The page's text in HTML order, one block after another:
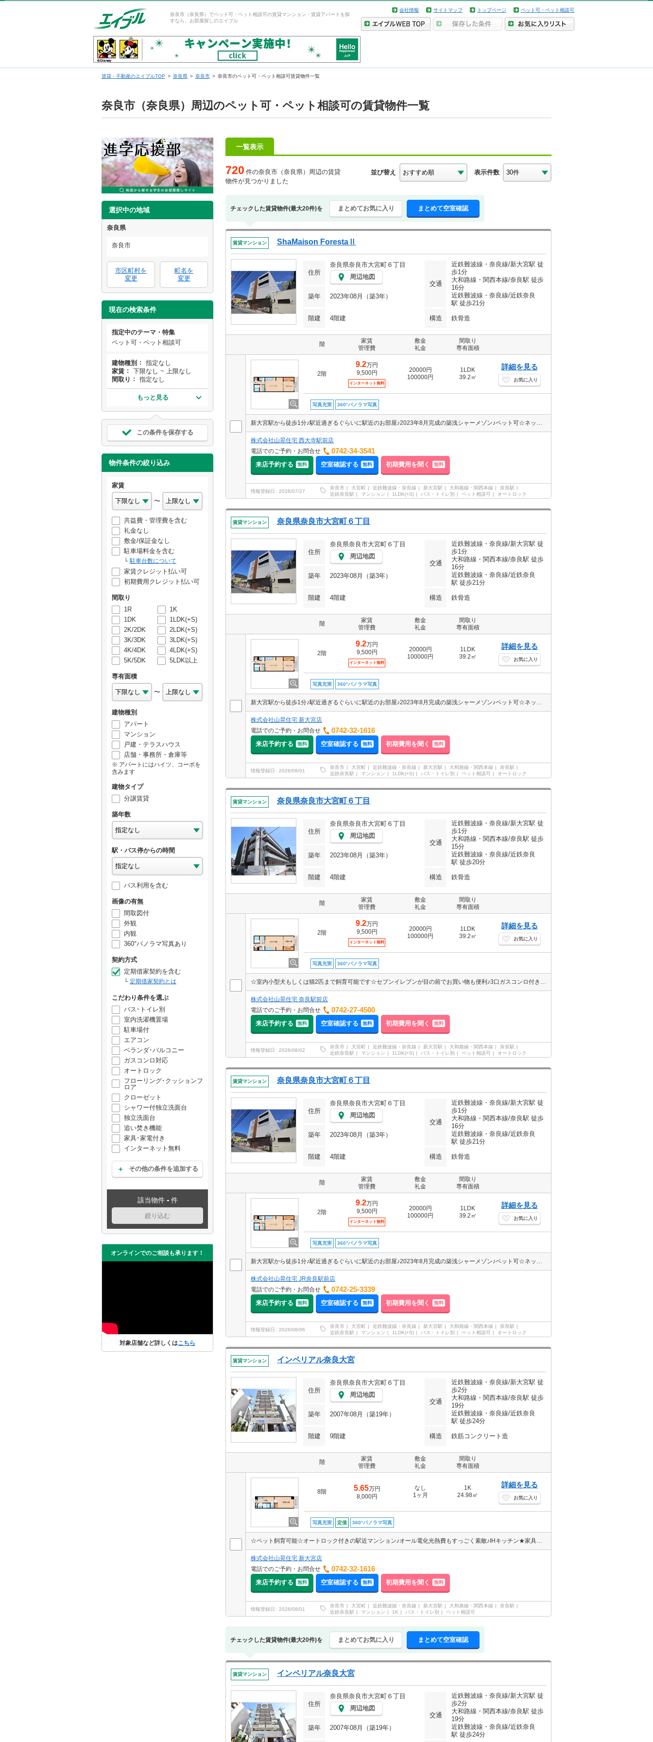
奈良市（奈良県）でペット可・ペット相談可の賃貸マンション・賃貸アパートを探
すなら、お部屋探しのエイブル
会社情報 サイトマップ トップページ ペット可・ペット相談可
賃貸・不動産のエイブルTOP 奈良県 奈良市 奈良市のペット可・ペット相談可賃貸物件一覧
奈良市（奈良県）周辺のペット可・ペット相談可の賃貸物件一覧
選択中の地域
奈良県
奈良市
市区町村を
変更
町名を
変更
現在の検索条件
指定中のテーマ・特集
ペット可・ペット相談可
建物種別
指定なし
家賃
下限なし ~ 上限なし
間取り
指定なし
もっと見る
この条件を保存する
物件条件の絞り込み
家賃
〜
共益費・管理費を含む
礼金なし
敷金/保証金なし
駐車場料金を含む
駐車台数について
家賃クレジット払い可
初期費用クレジット払い可
間取り
1R
1K
1DK
1LDK(+S)
2K/2DK
2LDK(+S)
3K/3DK
3LDK(+S)
4K/4DK
4LDK(+S)
5K/5DK
5LDK以上
専有面積
〜
建物種別
アパート
マンション
戸建・テラスハウス
店舗・事務所・倉庫等
アパートにはハイツ、コーポを
含みます
建物タイプ
分譲賃貸
築年数
駅・バス停からの時間
バス利用を含む
画像の有無
間取図付
外観
内観
360°パノラマ写真あり
契約方式
定期借家契約を含む
定期借家契約とは
こだわり条件を選ぶ
バス･トイレ別
室内洗濯機置場
駐車場付
エアコン
ベランダ･バルコニー
ガスコンロ対応
オートロック
フローリング･クッションフ
ロア
クローゼット
シャワー付独立洗面台
独立洗面台
追い焚き機能
家具･家電付き
インターネット無料
その他の条件を追加する
該当物件 - 件
絞り込む
オンラインでのご相談も承ります！
対象店舗など詳しくはこちら
一覧表示
720 件の奈良市（奈良県）周辺の賃貸
物件が見つかりました
並び替え 表示件数
チェックした賃貸物件(最大20件)を まとめてお気に入り まとめて空室確認
賃貸マンション ShaMaison ForestaⅡ
住所
奈良県奈良市大宮町６丁目
周辺地図
交通
近鉄難波線・奈良線/新大宮駅 徒
歩1分
大和路線・関西本線/奈良駅 徒歩
16分
近鉄難波線・奈良線/近鉄奈良
駅 徒歩21分
築年 2023年08月（築3年）
階建 4階建 構造 鉄骨造
階
家賃
管理費
敷金
礼金
間取り
専有面積
2階
9.2万円
9,500円
インターネット無料
20000円
100000円
1LDK
39.2㎡
詳細を見る
お気に入り
写真充実 360°パノラマ写真
新大宮駅から徒歩1分♪駅近過ぎるぐらいに駅近のお部屋♪2023年8月完成の築浅シャーメゾン♪ペット可☆ネット無料☆都市ガス仕様☆宅配ボックスあり☆エントランスには防犯効果の高いオートロックを完備、防犯カメラ、TVモニターホン、カードキー完備で安心♪追い焚き機能☆浴室乾燥機☆エアコン☆3口ガスコンロなど設備充実のお部屋♪
株式会社山晃住宅 西大寺駅前店
電話でのご予約・お問合せ
0742-34-3541
来店予約する 無料 空室確認する 無料 初期費用を聞く 無料
情報登録日 2026/07/27
奈良市 大宮町 近鉄難波線・奈良線 新大宮駅 大和路線・関西本線
奈良駅
近鉄奈良駅
マンション 1LDK(+S) バス・トイレ別 ペット相談可 オートロック
賃貸マンション 奈良県奈良市大宮町６丁目
住所
奈良県奈良市大宮町６丁目
周辺地図
交通
近鉄難波線・奈良線/新大宮駅 徒
歩1分
大和路線・関西本線/奈良駅 徒歩
16分
近鉄難波線・奈良線/近鉄奈良
駅 徒歩21分
築年 2023年08月（築3年）
階建 4階建 構造 鉄骨造
階
家賃
管理費
敷金
礼金
間取り
専有面積
2階
9.2万円
9,500円
インターネット無料
20000円
100000円
1LDK
39.2㎡
詳細を見る
お気に入り
写真充実 360°パノラマ写真
新大宮駅から徒歩1分♪駅近過ぎるぐらいに駅近のお部屋♪2023年8月完成の築浅シャーメゾン♪ペット可☆ネット無料☆都市ガス仕様☆宅配ボックスあり☆エントランスには防犯効果の高いオートロックを完備、防犯カメラ、TVモニターホン、カードキー完備で安心♪追い焚き機能☆浴室乾燥機☆エアコン☆3口ガスコンロなど設備充実のお部屋♪
株式会社山晃住宅 新大宮店
電話でのご予約・お問合せ
0742-32-1616
来店予約する 無料 空室確認する 無料 初期費用を聞く 無料
情報登録日 2026/08/01
奈良市 大宮町 近鉄難波線・奈良線 新大宮駅 大和路線・関西本線
奈良駅
近鉄奈良駅
マンション 1LDK(+S) バス・トイレ別 ペット相談可 オートロック
賃貸マンション 奈良県奈良市大宮町６丁目
住所
奈良県奈良市大宮町６丁目
周辺地図
交通
近鉄難波線・奈良線/新大宮駅 徒
歩1分
大和路線・関西本線/奈良駅 徒歩
15分
近鉄難波線・奈良線/近鉄奈良
駅 徒歩20分
築年 2023年08月（築3年）
階建 4階建 構造 鉄骨造
階
家賃
管理費
敷金
礼金
間取り
専有面積
2階
9.2万円
9,500円
インターネット無料
20000円
100000円
1LDK
39.2㎡
詳細を見る
お気に入り
写真充実 360°パノラマ写真
☆室内小型犬もしくは猫2匹まで飼育可能です☆セブンイレブンが目の前でお買い物も便利♪3口ガスコンロ付きシステムキッチン♪インターネット無料♪太陽光パネル付きで売電され口座に振り込まれるのでかなり素敵♪
株式会社山晃住宅 奈良駅前店
電話でのご予約・お問合せ
0742-27-4500
来店予約する 無料 空室確認する 無料 初期費用を聞く 無料
情報登録日 2026/08/02
奈良市 大宮町 近鉄難波線・奈良線 新大宮駅 大和路線・関西本線
奈良駅
近鉄奈良駅
マンション 1LDK(+S) バス・トイレ別 ペット相談可 オートロック
賃貸マンション 奈良県奈良市大宮町６丁目
住所
奈良県奈良市大宮町６丁目
周辺地図
交通
近鉄難波線・奈良線/新大宮駅 徒
歩1分
大和路線・関西本線/奈良駅 徒歩
16分
近鉄難波線・奈良線/近鉄奈良
駅 徒歩21分
築年 2023年08月（築3年）
階建 4階建 構造 鉄骨造
階
家賃
管理費
敷金
礼金
間取り
専有面積
2階
9.2万円
9,500円
インターネット無料
20000円
100000円
1LDK
39.2㎡
詳細を見る
お気に入り
写真充実 360°パノラマ写真
新大宮駅から徒歩1分♪駅近過ぎるぐらいに駅近のお部屋♪2023年8月完成の築浅シャーメゾン♪ペット可☆ネット無料☆都市ガス仕様☆宅配ボックスあり☆エントランスには防犯効果の高いオートロックを完備、防犯カメラ、TVモニターホン、カードキー完備で安心♪追い焚き機能☆浴室乾燥機☆エアコン☆3口ガスコンロなど設備充実のお部屋♪
株式会社山晃住宅 JR奈良駅前店
電話でのご予約・お問合せ
0742-25-3339
来店予約する 無料 空室確認する 無料 初期費用を聞く 無料
情報登録日 2026/08/06
奈良市 大宮町 近鉄難波線・奈良線 新大宮駅 大和路線・関西本線
奈良駅
近鉄奈良駅
マンション 1LDK(+S) バス・トイレ別 ペット相談可 オートロック
賃貸マンション インペリアル奈良大宮
住所
奈良県奈良市大宮町６丁目
周辺地図
交通
近鉄難波線・奈良線/新大宮駅 徒
歩2分
大和路線・関西本線/奈良駅 徒歩
19分
近鉄難波線・奈良線/近鉄奈良
駅 徒歩24分
築年 2007年08月（築19年）
階建 9階建 構造 鉄筋コンクリート造
階
家賃
管理費
敷金
礼金
間取り
専有面積
8階 5.65万円
8,000円
なし
1ヶ月
1K
24.98㎡
詳細を見る
お気に入り
写真充実 定借 360°パノラマ写真
☆ペット飼育可能☆オートロック付きの駅近マンション♪オール電化光熱費もすっごく素敵♪IHキッチン★家具家電もうれしい設備満載♪すぐに住めちゃう♪眺望も素敵ですね♪買い物便利な立地もおすすめ♪ぜひご覧になってくださいませね(^^♪新大宮駅前素敵な立地☆彡徒歩2分♪通勤通学も便利ですね☆独立洗面化粧台もエアコンも完備☆彡
株式会社山晃住宅 新大宮店
電話でのご予約・お問合せ
0742-32-1616
来店予約する 無料 空室確認する 無料 初期費用を聞く 無料
情報登録日 2026/08/01
奈良市 大宮町 近鉄難波線・奈良線 新大宮駅 大和路線・関西本線
奈良駅
近鉄奈良駅
マンション 1K バス・トイレ別 ペット相談可
チェックした賃貸物件(最大20件)を まとめてお気に入り まとめて空室確認
賃貸マンション インペリアル奈良大宮
住所
奈良県奈良市大宮町６丁目
周辺地図
交通
近鉄難波線・奈良線/新大宮駅 徒
歩2分
大和路線・関西本線/奈良駅 徒歩
19分
近鉄難波線・奈良線/近鉄奈良
駅 徒歩24分
築年 2007年08月（築19年）